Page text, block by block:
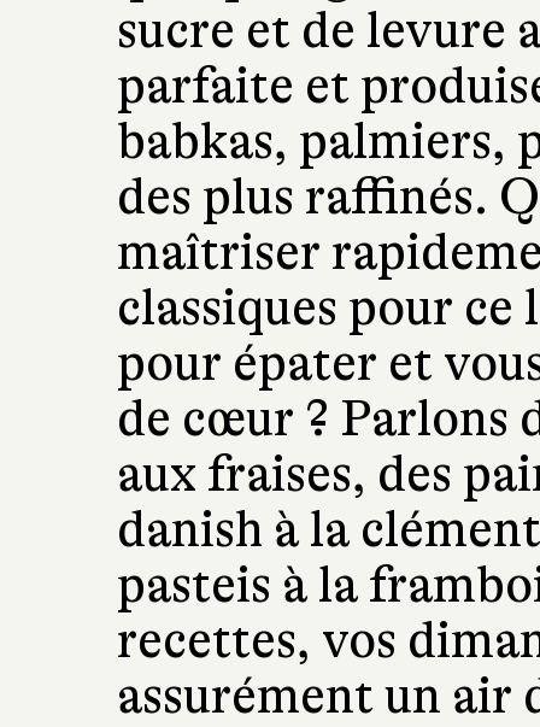
sucre et de levure
parfaite et
babkas, palmiers,
des plus raffinés.
maîtriser
classiques pour ce
pour épater et
de cœur ? Parlons
aux fraises, des
danish à la
pasteis à la
recettes, vos
assurément un air